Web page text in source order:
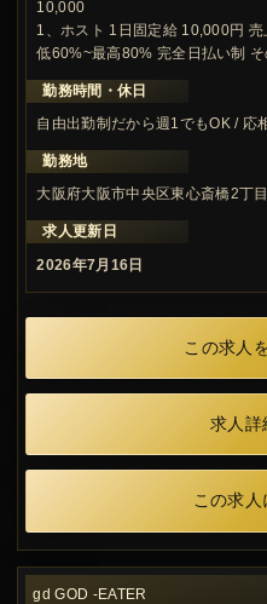
10,000
1、ホスト 1日固定給 10,000円
低60%~最高80% 完全日払い制 そ
勤務時間・休日
自由出勤制だから週1でもOK / 応
勤務地
大阪府大阪市中央区東心斎橋2丁
求人更新日
2026年7月16日
この求人
求人詳
この求人
gd GOD -EATER